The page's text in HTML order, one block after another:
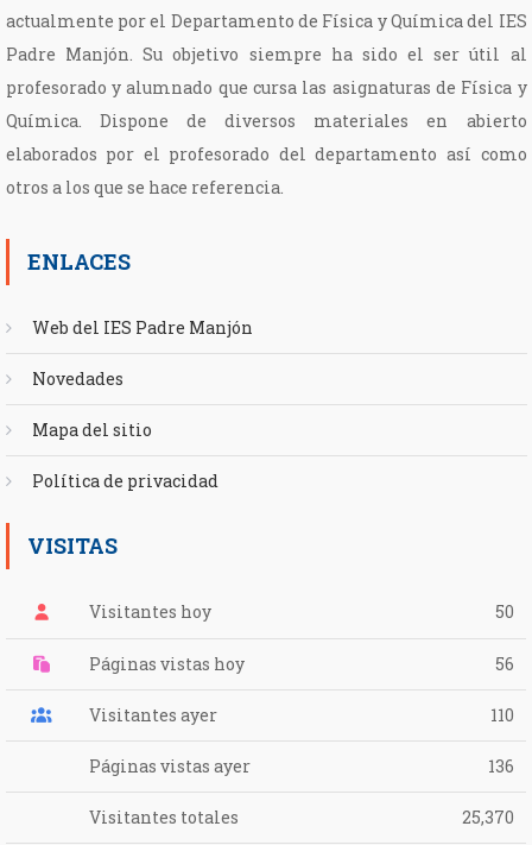
actualmente por el Departamento de Física y Química del IES
Padre Manjón. Su objetivo siempre ha sido el ser útil al
profesorado y alumnado que cursa las asignaturas de Física y
Química. Dispone de diversos materiales en abierto
elaborados por el profesorado del departamento así como
otros a los que se hace referencia.
ENLACES
Web del IES Padre Manjón
Novedades
Mapa del sitio
Política de privacidad
VISITAS
Visitantes hoy 50
Páginas vistas hoy 56
Visitantes ayer 110
Páginas vistas ayer 136
Visitantes totales 25,370